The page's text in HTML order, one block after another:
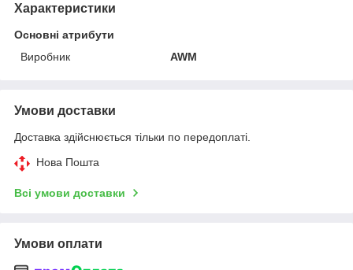
Характеристики
Основні атрибути
Виробник
AWM
Умови доставки
Доставка здійснюється тільки по передоплаті.
Нова Пошта
Всі умови доставки
Умови оплати